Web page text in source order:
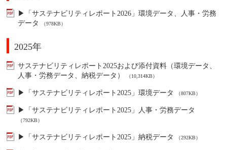
▶「サステナビリティレポート2026」環境データ、人事・労務
データ
（978KB）
2025年
サステナビリティレポート2025および添付資料（環境データ、
人事・労務データ、納税データ）
（10,314KB）
▶「サステナビリティレポート2025」環境データ （807KB）
▶「サステナビリティレポート2025」人事・労務データ
（792KB）
▶「サステナビリティレポート2025」納税データ （292KB）